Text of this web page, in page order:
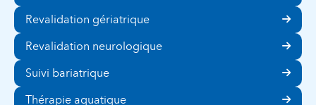
Revalidation gériatrique
Revalidation neurologique
Suivi bariatrique
Thérapie aquatique